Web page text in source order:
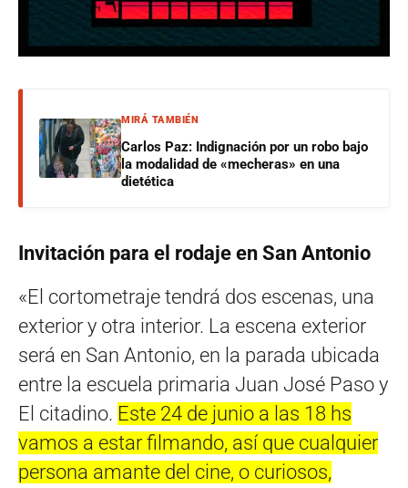
MIRÁ TAMBIÉN
Carlos Paz: Indignación por un robo bajo
la modalidad de «mecheras» en una
dietética
Invitación para el rodaje en San Antonio
«El cortometraje tendrá dos escenas, una
exterior y otra interior. La escena exterior
será en San Antonio, en la parada ubicada
entre la escuela primaria Juan José Paso y
El citadino. Este 24 de junio a las 18 hs
vamos a estar filmando, así que cualquier
persona amante del cine, o curiosos,